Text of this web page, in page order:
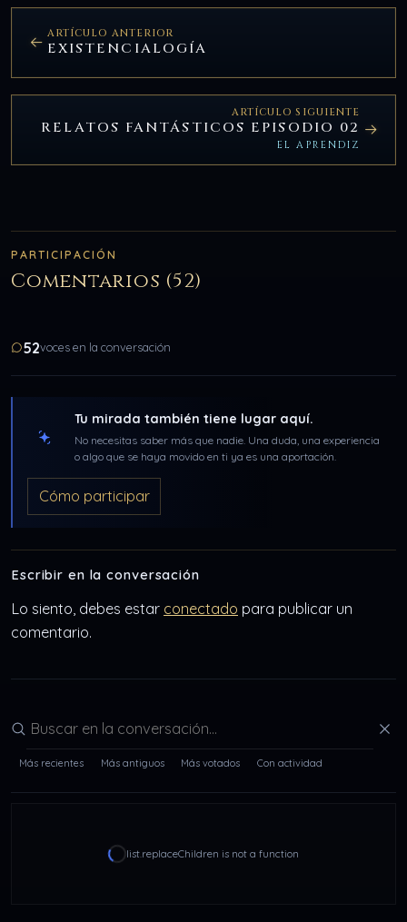
ARTÍCULO ANTERIOR
EXISTENCIALOGÍA
ARTÍCULO SIGUIENTE
RELATOS FANTÁSTICOS EPISODIO 02
EL APRENDIZ
PARTICIPACIÓN
Comentarios (52)
52voces en la conversación
Tu mirada también tiene lugar aquí.
No necesitas saber más que nadie. Una duda, una experiencia
o algo que se haya movido en ti ya es una aportación.
Cómo participar
Escribir en la conversación
Lo siento, debes estar conectado para publicar un
comentario.
Buscar en la conversación
Más recientes Más antiguos Más votados Con actividad
list.replaceChildren is not a function